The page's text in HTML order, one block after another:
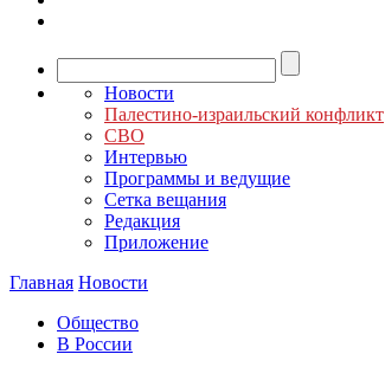
Новости
Палестино-израильский конфликт
СВО
Интервью
Программы и ведущие
Сетка вещания
Редакция
Приложение
Главная Новости
Общество
В России